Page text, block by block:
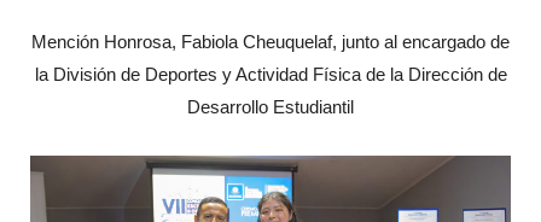
Mención Honrosa, Fabiola Cheuquelaf, junto al encargado de
la División de Deportes y Actividad Física de la Dirección de
Desarrollo Estudiantil